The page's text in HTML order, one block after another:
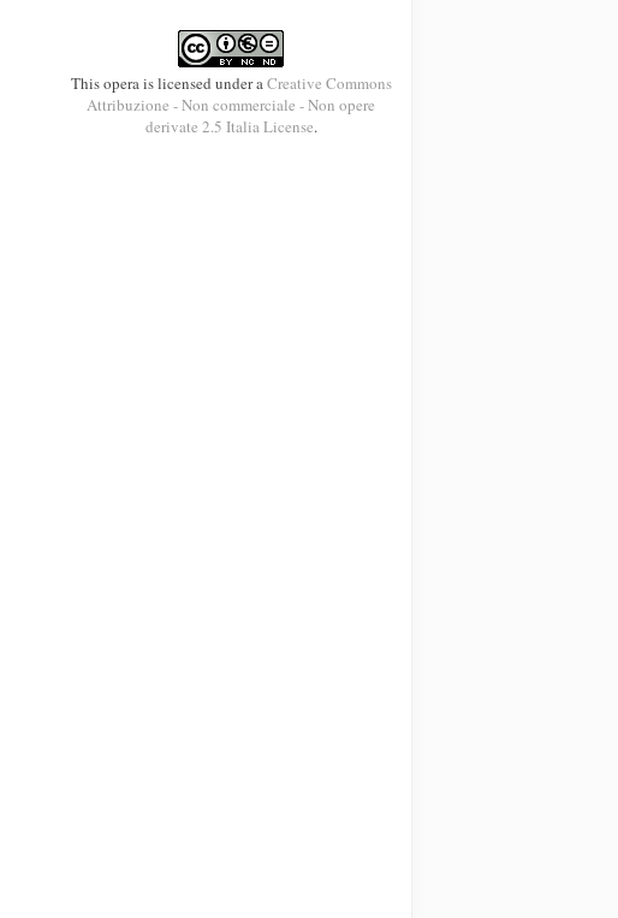
This opera is licensed under a Creative Commons
Attribuzione - Non commerciale - Non opere
derivate 2.5 Italia License.